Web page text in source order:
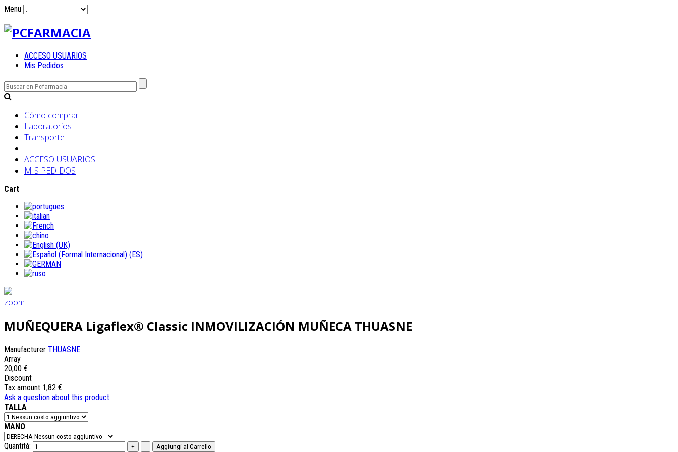
Menu
ACCESO USUARIOS
Mis Pedidos
Cómo comprar
Laboratorios
Transporte
.
ACCESO USUARIOS
MIS PEDIDOS
Cart
zoom
MUÑEQUERA Ligaflex® Classic INMOVILIZACIÓN MUÑECA THUASNE
Manufacturer THUASNE
Array
20,00 €
Discount
Tax amount 1,82 €
Ask a question about this product
TALLA
MANO
Quantità: